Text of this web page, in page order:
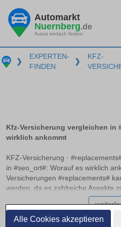
Alle Cookies akzeptieren
Automarkt
Nuernberg.de
Autos einfach finden
❯
EXPERTEN-
FINDEN
❯
KFZ-
Kfz-Versicherung vergleichen in
wirklich ankommt
KFZ-Versicherung ·
in #seo_ort#: Worauf es wirklich
Versicherungen #replacements#
werden, da es zahlreiche Aspekte
Haftpflicht, Teilkasko und Vollkasko,
Deckungssummen sowie die
Regionalklassen spielen eine